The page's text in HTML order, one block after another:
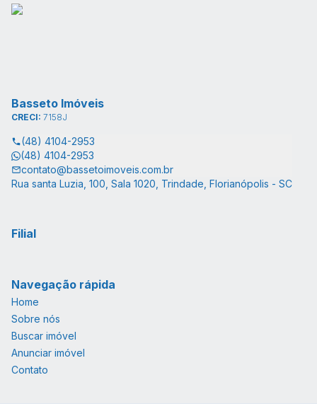
Basseto Imóveis
CRECI: 7158J
(48) 4104-2953
(48) 4104-2953
contato@bassetoimoveis.com.br
Rua santa Luzia, 100, Sala 1020, Trindade, Florianópolis - SC
Filial
Navegação rápida
Home
Sobre nós
Buscar imóvel
Anunciar imóvel
Contato